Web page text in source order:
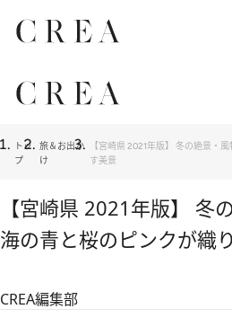
トッ
プ
旅＆お出か
け
【宮崎県 2021年版】 冬の絶景・
す美景
【宮崎県 2021年版】 冬
海の青と桜のピンクが織
CREA編集部